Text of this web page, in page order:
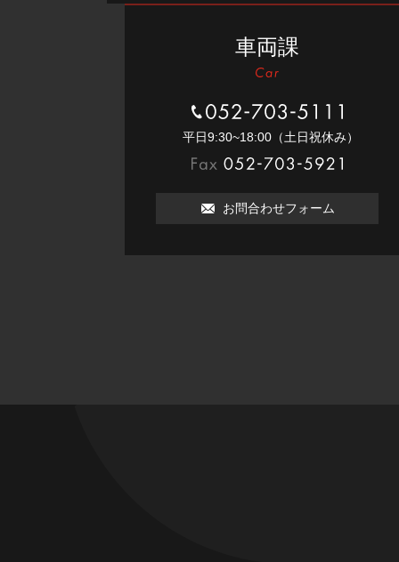
車両課
052-703-5111
平⽇9:30~18:00（⼟⽇祝休み）
お問合わせフォーム